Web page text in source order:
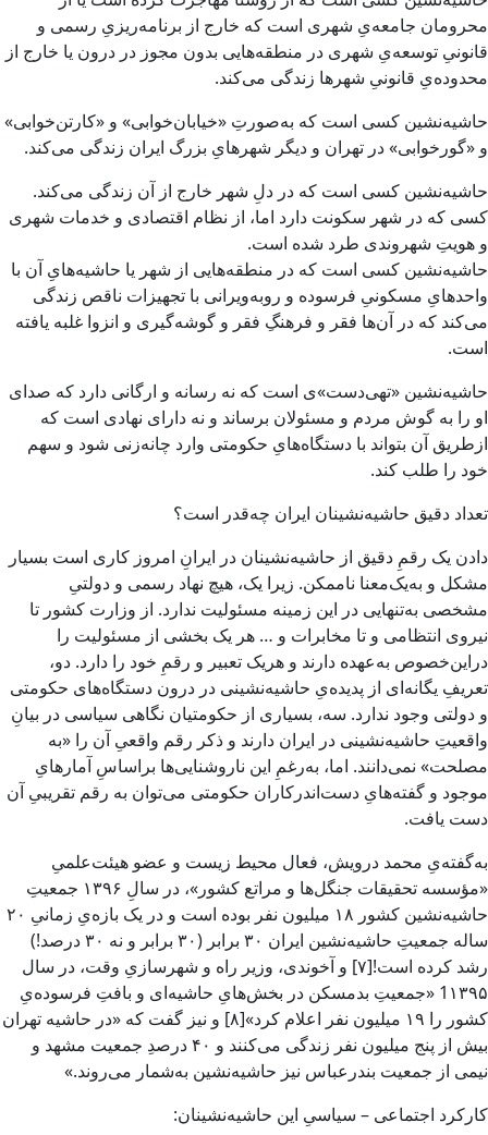
محرومان جامعه‌یِ شهری است که خارج از برنامه‌ریزیِ رسمی و
قانونیِ توسعه‌یِ شهری در منطقه‌هایی بدون مجوز در درون یا خارج از
محدوده‌یِ قانونیِ شهرها زندگی می‌کند.
حاشیه‌نشین کسی است که به‌صورتِ «خیابان‌خوابی» و «کارتن‌خوابی»
و «گورخوابی» در تهران و دیگر شهرهایِ بزرگ ایران زندگی می‌کند.
حاشیه‌نشین کسی است که در دلِ شهر خارج از آن زندگی می‌کند.
کسی که در شهر سکونت دارد اما، از نظام اقتصادی و خدمات شهری
و هویتِ شهروندی طرد شده است.
حاشیه‌نشین کسی است که در منطقه‌هایی از شهر یا حاشیه‌هایِ آن با
واحدهایِ مسکونیِ فرسوده و روبه‌ویرانی با تجهیزات ناقص زندگی
می‌کند که در آن‌ها فقر و فرهنگِ فقر و گوشه‌گیری و انزوا غلبه یافته
است.
حاشیه‌نشین «تهی‌دست»ی است که نه رسانه و ارگانی دارد که صدای
او را به گوش مردم و مسئولان برساند و نه دارای نهادی است که
ازطریق آن بتواند با دستگاه‌هایِ حکومتی وارد چانه‌زنی شود و سهم
خود را طلب کند.
تعداد دقیق حاشیه‌نشینان ایران چه‌قدر است؟
دادن یک رقمِ دقیق از حاشیه‌نشینان در ایرانِ امروز کاری است بسیار
مشکل و به‌یک‌معنا ناممکن. زیرا یک، هیچ نهاد رسمی و دولتیِ
مشخصی به‌تنهایی در این زمینه مسئولیت ندارد. از وزارت کشور تا
نیروی انتظامی و تا مخابرات و … هر یک بخشی از مسئولیت را
دراین‌خصوص به‌عهده دارند و هریک تعبیر و رقمِ خود را دارد. دو،
تعریفِ یگانه‌ای از پدیده‌یِ حاشیه‌نشینی در درون دستگاه‌های حکومتی
و دولتی وجود ندارد. سه، بسیاری از حکومتیان نگاهی سیاسی در بیانِ
واقعیتِ حاشیه‌نشینی در ایران دارند و ذکر رقم واقعیِ آن را «به
مصلحت» نمی‌دانند. اما، به‌رغمِ این ناروشنایی‌ها براساسِ آمارهایِ
موجود و گفته‌هایِ دست‌اندرکاران حکومتی می‌توان به رقم تقریبیِ آن
دست یافت.
به‌گفته‌یِ محمد درویش، فعال محیط زیست و عضو هیئت‌علمیِ
«مؤسسه تحقیقات جنگل‌ها و مراتع کشور»، در سالِ ۱۳۹۶ جمعیتِ
حاشیه‌نشین کشور ۱۸ میلیون نفر بوده است و در یک بازه‌یِ زمانیِ ۲۰
ساله جمعیتِ حاشیه‌نشین ایران ۳۰ برابر (۳۰ برابر و نه ۳۰ درصد!)
رشد کرده است![۷] و آخوندی، وزیر راه و شهرسازیِ وقت، در سال
1۱۳۹۵ «جمعیتِ بدمسکن در بخش‌هایِ حاشیه‌ای و بافتِ فرسوده‌یِ
کشور را ۱۹ میلیون نفر اعلام کرد»[۸] و نیز گفت که «در حاشیه تهران
بیش از پنج میلیون نفر زندگی می‌کنند و ۴۰ درصدِ جمعیت مشهد و
نیمی از جمعیت بندرعباس نیز حاشیه‌نشین به‌شمار می‌روند.»
کارکرد اجتماعی – سیاسیِ این حاشیه‌نشینان: